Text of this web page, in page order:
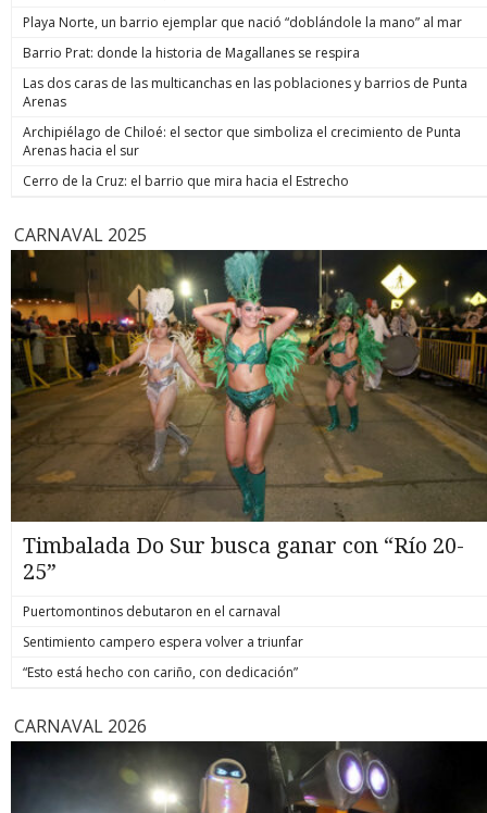
de estos
hoy está
todos los
anunció
Playa Norte, un barrio ejemplar que nació “doblándole la mano” al mar
Barrio Prat: donde la historia de Magallanes se respira
Las dos caras de las multicanchas en las poblaciones y barrios de Punta
Arenas
Archipiélago de Chiloé: el sector que simboliza el crecimiento de Punta
Arenas hacia el sur
Cerro de la Cruz: el barrio que mira hacia el Estrecho
CARNAVAL 2025
Timbalada Do Sur busca ganar con “Río 20-
25”
Puertomontinos debutaron en el carnaval
Sentimiento campero espera volver a triunfar
“Esto está hecho con cariño, con dedicación”
CARNAVAL 2026